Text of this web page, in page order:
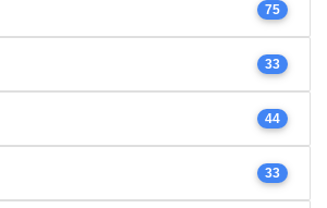
75
33
44
33